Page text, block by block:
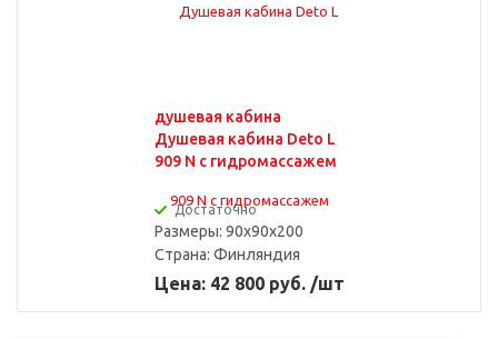
душевая кабина
Душевая кабина Deto L
909 N с гидромассажем
Достаточно
Размеры: 90x90x200
Страна: Финляндия
Цена: 42 800 руб. /шт